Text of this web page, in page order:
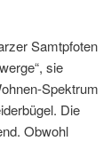
Samtpfoten
sie
Spektrum
Die
Obwohl